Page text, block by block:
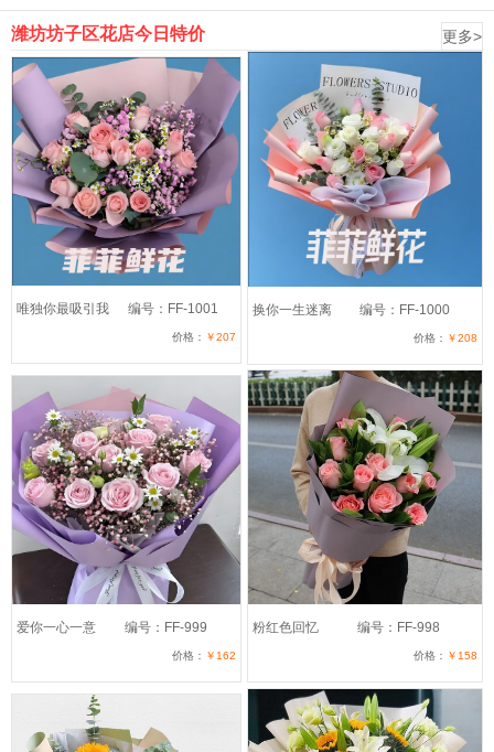
潍坊坊子区花店今日特价 更多>
唯独你最吸引我 编号：FF-1001
价格： ￥207
换你一生迷离 编号：FF-1000
价格： ￥208
爱你一心一意 编号：FF-999
价格： ￥162
粉红色回忆 编号：FF-998
价格： ￥158